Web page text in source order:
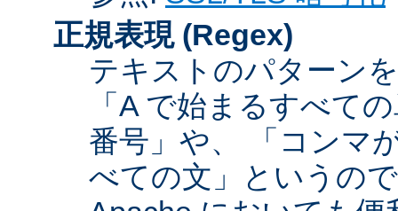
正規表現 (Regex)
テキストのパターン
「A で始まるすべて
番号」や、 「コンマ
べての文」というの